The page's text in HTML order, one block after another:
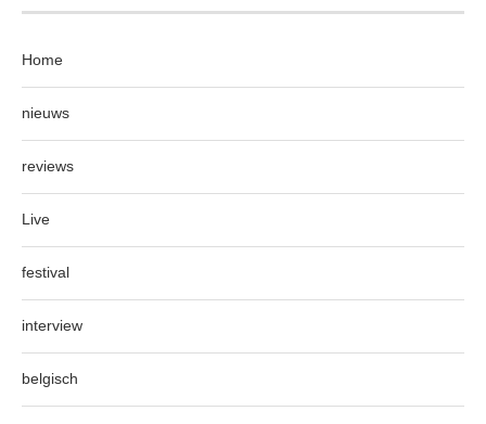
Home
nieuws
reviews
Live
festival
interview
belgisch